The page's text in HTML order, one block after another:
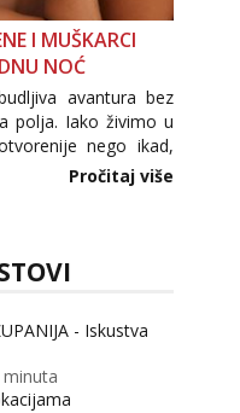
I MUŠKARCI
NOĆ
avantura bez
polja. Iako živimo u
nego ikad,
burne rasprave. Što
Pročitaj više
- Iskustva